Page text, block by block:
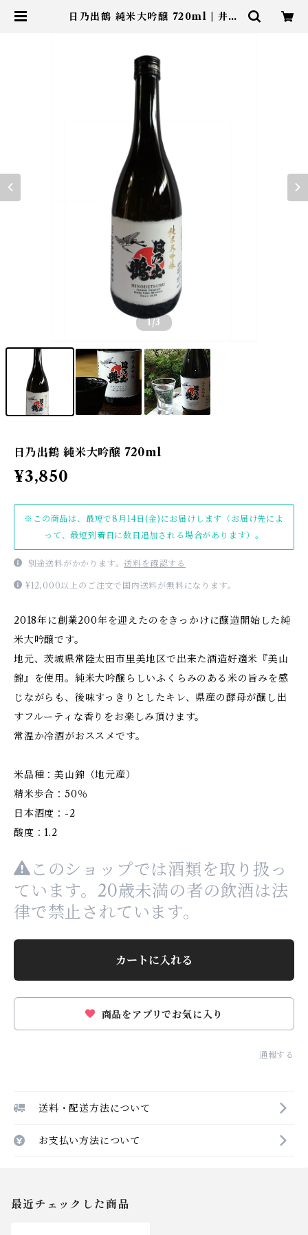
日乃出鶴 純米大吟醸 720ml | 井坂
1/3
日乃出鶴 純米大吟醸 720ml
¥3,850
※この商品は、最短で8月14日(金)にお届けします（お届け先によ
って、最短到着日に数日追加される場合があります）。
別途送料がかかります。送料を確認する
¥12,000以上のご注文で国内送料が無料になります。
2018年に創業200年を迎えたのをきっかけに醸造開始した純
米大吟醸です。
地元、茨城県常陸太田市里美地区で出来た酒造好適米『美山
錦』を使用。純米大吟醸らしいふくらみのある米の旨みを感
じながらも、後味すっきりとしたキレ、県産の酵母が醸し出
すフルーティな香りをお楽しみ頂けます。
常温か冷酒がおススメです。
米品種：美山錦（地元産）
精米歩合：50％
日本酒度：-2
酸度：1.2
このショップでは酒類を取り扱っ
ています。20歳未満の者の飲酒は法
律で禁止されています。
カートに入れる
商品をアプリでお気に入り
通報する
送料・配送方法について
お支払い方法について
最近チェックした商品